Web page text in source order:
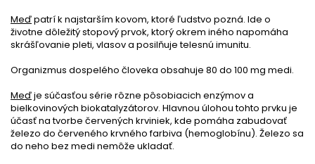
Meďpatrí k najstarším kovom, ktoré ľudstvo pozná. Ide o
životne dôležitý stopový prvok, ktorý okrem iného napomáha
skrášľovanie pleti, vlasov a posilňuje telesnú imunitu.
Organizmus dospelého človeka obsahuje 80 do 100 mg medi.
Meďje súčasťou série rôzne pôsobiacich enzýmov a
bielkovinových biokatalyzátorov. Hlavnou úlohou tohto prvku je
účasť na tvorbe červených krviniek, kde pomáha zabudovať
železo do červeného krvného farbiva (hemoglobínu). Železo sa
do neho bez medi nemôže ukladať.